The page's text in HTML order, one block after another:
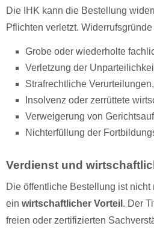
Die IHK kann die Bestellung
Pflichten verletzt.
Grobe oder wiederholte
Verletzung der
Strafrechtliche
Insolvenz oder zerrüttete
Verweigerung von
Nichterfüllung der
Verdienst und
Die öffentliche Bestellung ist
ein wirtschaftlicher Vorteil . Der
freien oder zertifizierten